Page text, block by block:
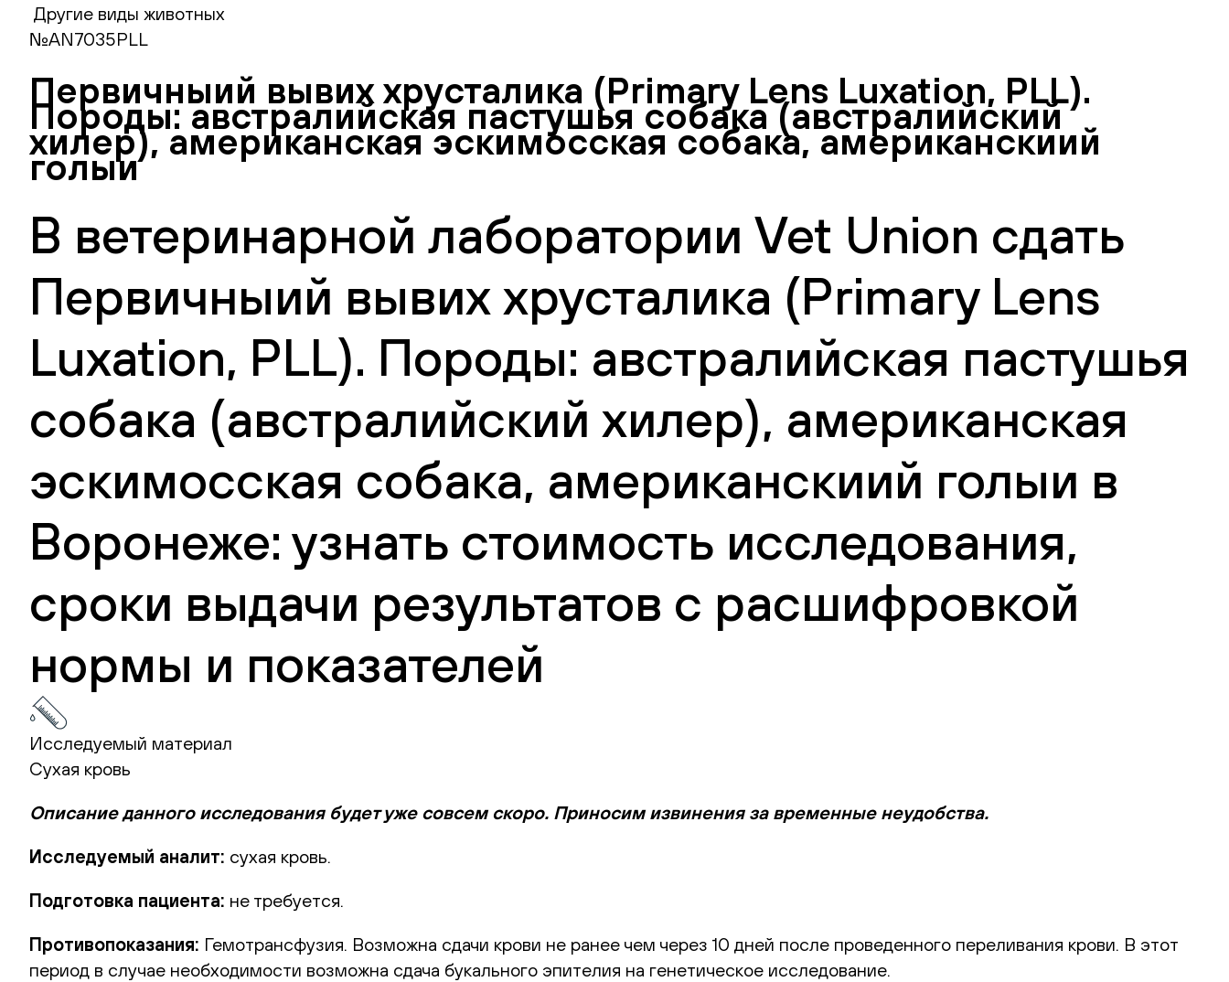
Другие виды животных
№AN7035PLL
Первичныий вывих хрусталика (Primary Lens Luxation, PLL).
Породы: австралийская пастушья собака (австралийский
хилер), американская эскимосская собака, американскиий
голыи
В ветеринарной лаборатории Vet Union сдать
Первичныий вывих хрусталика (Primary Lens
Luxation, PLL). Породы: австралийская пастушья
собака (австралийский хилер), американская
эскимосская собака, американскиий голыи в
Воронеже: узнать стоимость исследования,
сроки выдачи результатов с расшифровкой
нормы и показателей
Исследуемый материал
Сухая кровь
Описание данного исследования будет уже совсем скоро. Приносим извинения за временные неудобства.
Исследуемый аналит: сухая кровь.
Подготовка пациента: не требуется.
Противопоказания: Гемотрансфузия. Возможна сдачи крови не ранее чем через 10 дней после проведенного переливания крови. В этот
период в случае необходимости возможна сдача букального эпителия на генетическое исследование.